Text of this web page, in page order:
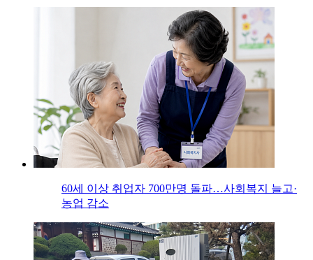
60세 이상 취업자 700만명 돌파…사회복지 늘고·
농업 감소